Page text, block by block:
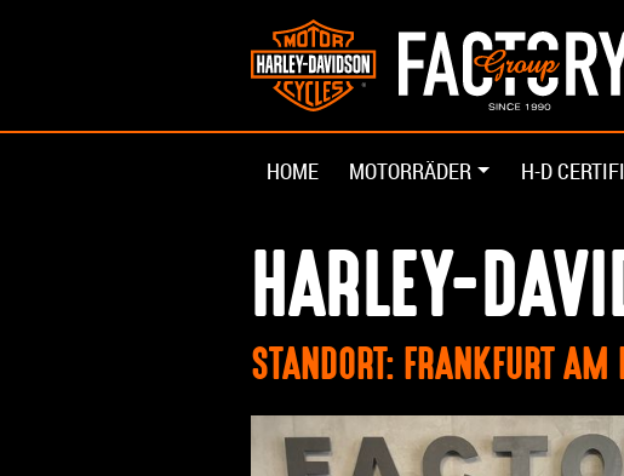
HOME MOTORRÄDER H-D
HARLEY-
STANDORT: FRANKFURT